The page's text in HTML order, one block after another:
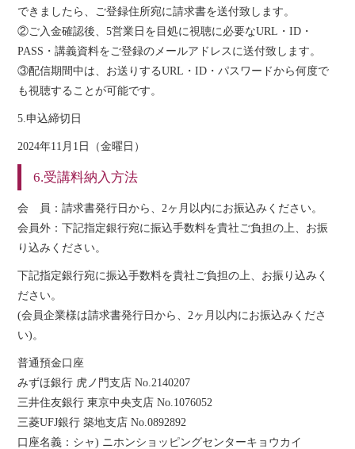
できましたら、ご登録住所宛に請求書を送付致します。
②ご入金確認後、5営業日を目処に視聴に必要なURL・ID・
PASS・講義資料をご登録のメールアドレスに送付致します。
③配信期間中は、お送りするURL・ID・パスワードから何度で
も視聴することが可能です。
5.申込締切日
2024年11月1日（金曜日）
6.受講料納入方法
会 員：請求書発行日から、2ヶ月以内にお振込みください。
会員外：下記指定銀行宛に振込手数料を貴社ご負担の上、お振
り込みください。
下記指定銀行宛に振込手数料を貴社ご負担の上、お振り込みく
ださい。
(会員企業様は請求書発行日から、2ヶ月以内にお振込みくださ
い)。
普通預金口座
みずほ銀行 虎ノ門支店 No.2140207
三井住友銀行 東京中央支店 No.1076052
三菱UFJ銀行 築地支店 No.0892892
口座名義：シャ) ニホンショッピングセンターキョウカイ